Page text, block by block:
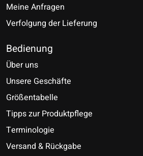
Meine Anfragen
Verfolgung der Lieferung
Bedienung
Über uns
Unsere Geschäfte
Größentabelle
Tipps zur Produktpflege
Terminologie
Versand & Rückgabe